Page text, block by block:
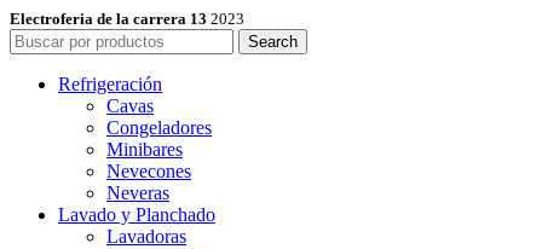
Electroferia de la carrera 13 2023
Search
Refrigeración
Cavas
Congeladores
Minibares
Nevecones
Neveras
Lavado y Planchado
Lavadoras